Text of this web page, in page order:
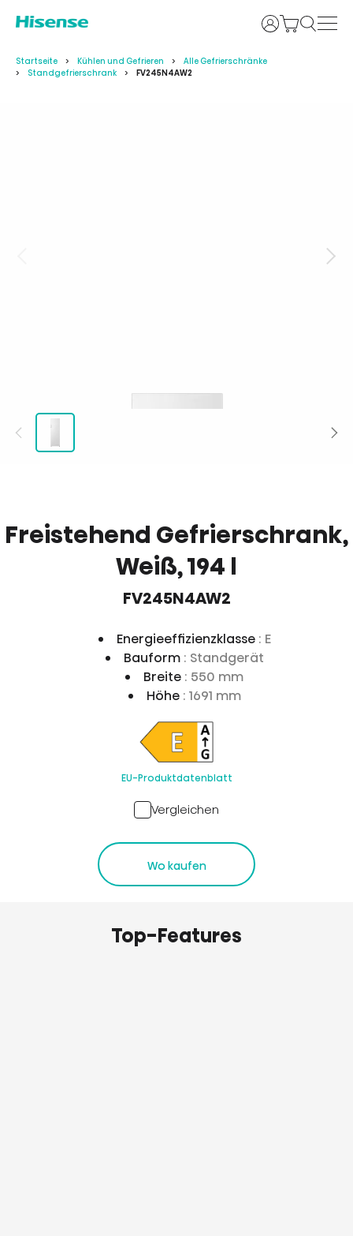
Anmelden
Startseite Kühlen und Gefrieren
Alle Gefrierschränke
Standgefrierschrank
FV245N4AW2
Freistehend Gefrierschrank,
Weiß, 194 l
FV245N4AW2
Energieeffizienzklasse : E
Bauform : Standgerät
Breite : 550 mm
Höhe : 1691 mm
EU-Produktdatenblatt
Vergleichen
Wo kaufen
Top-Features